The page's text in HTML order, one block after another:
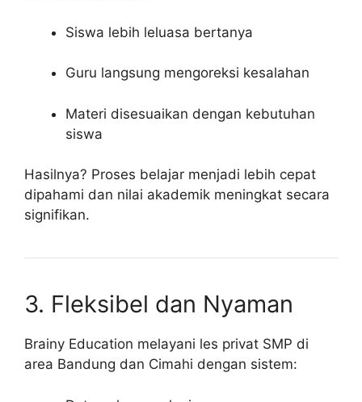
Siswa lebih leluasa bertanya
Guru langsung mengoreksi kesalahan
Materi disesuaikan dengan kebutuhan
siswa
Hasilnya? Proses belajar menjadi lebih cepat
dipahami dan nilai akademik meningkat secara
signifikan.
3. Fleksibel dan Nyaman
Brainy Education melayani les privat SMP di
area Bandung dan Cimahi dengan sistem: